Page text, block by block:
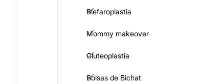
Blefaroplastia
Mommy makeover
Gluteoplastia
Bolsas de Bichat